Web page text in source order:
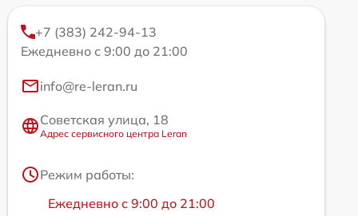
+7 (383) 242-94-13
Ежедневно с 9:00 до 21:00
info@re-leran.ru
Советская улица, 18
Адрес сервисного центра Leran
Режим работы:
Ежедневно с 9:00 до 21:00